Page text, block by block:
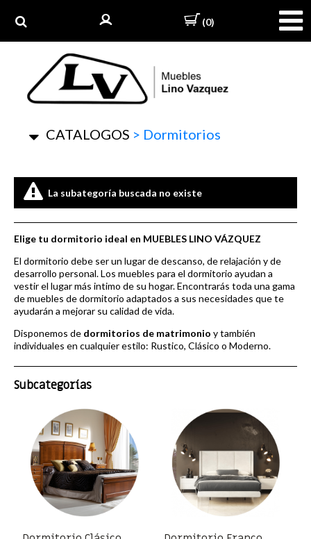
(0)
CATALOGOS > Dormitorios
La subategoría buscada no existe
Elige tu dormitorio ideal en MUEBLES LINO VÁZQUEZ
El dormitorio debe ser un lugar de descanso, de relajación y de
desarrollo personal. Los muebles para el dormitorio ayudan a
vestir el lugar más intimo de su hogar. Encontrarás toda una gama
de muebles de dormitorio adaptados a sus necesidades que te
ayudarán a mejorar su calidad de vida.
Disponemos de dormitorios de matrimonio y también
individuales en cualquier estilo: Rustico, Clásico o Moderno.
Subcategorías